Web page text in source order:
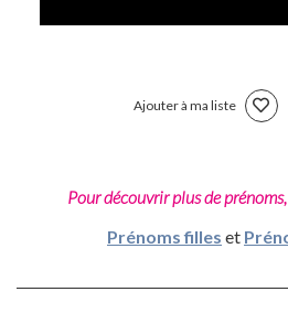
Ajouter à ma liste
Pour découvrir plus de
Prénoms filles et